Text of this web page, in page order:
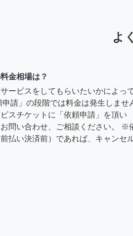
よ
金相場は？
ービスをしてもらいたいかによっ
申請」の段階では料金は発生しませ
スチケットに「依頼申請」を頂い
問い合わせ、ご相談ください。 ※
払い決済前）であれば、キャンセ